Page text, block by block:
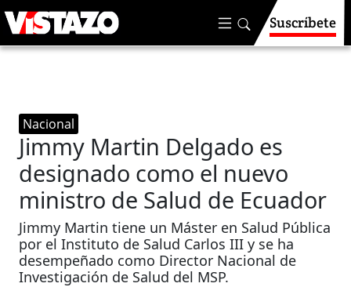
Suscríbete
Nacional
Jimmy Martin Delgado es
designado como el nuevo
ministro de Salud de Ecuador
Jimmy Martin tiene un Máster en Salud Pública
por el Instituto de Salud Carlos III y se ha
desempeñado como Director Nacional de
Investigación de Salud del MSP.